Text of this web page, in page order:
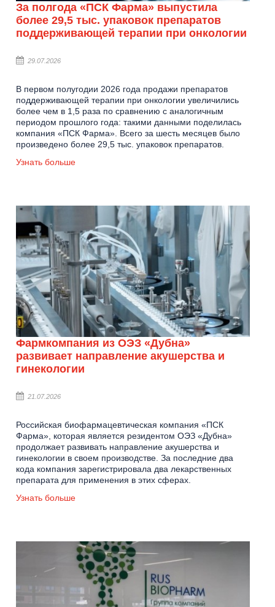
За полгода «ПСК Фарма» выпустила
более 29,5 тыс. упаковок препаратов
поддерживающей терапии при онкологии
29.07.2026
В первом полугодии 2026 года продажи препаратов
поддерживающей терапии при онкологии увеличились
более чем в 1,5 раза по сравнению с аналогичным
периодом прошлого года: такими данными поделилась
компания «ПСК Фарма». Всего за шесть месяцев было
произведено более 29,5 тыс. упаковок препаратов.
Узнать больше
Фармкомпания из ОЭЗ «Дубна»
развивает направление акушерства и
гинекологии
21.07.2026
Российская биофармацевтическая компания «ПСК
Фарма», которая является резидентом ОЭЗ «Дубна»
продолжает развивать направление акушерства и
гинекологии в своем производстве. За последние два
кода компания зарегистрировала два лекарственных
препарата для применения в этих сферах.
Узнать больше